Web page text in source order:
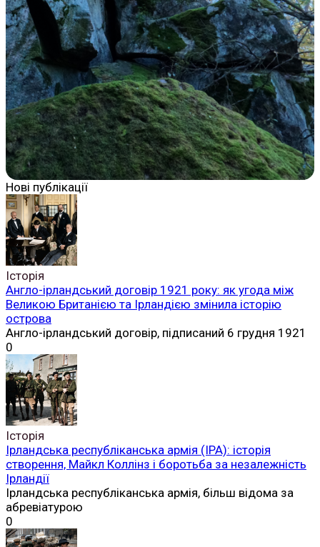
Нові публікації
Історія
Англо-ірландський договір 1921 року: як угода між
Великою Британією та Ірландією змінила історію
острова
Англо-ірландський договір, підписаний 6 грудня 1921
0
Історія
Ірландська республіканська армія (ІРА): історія
створення, Майкл Коллінз і боротьба за незалежність
Ірландії
Ірландська республіканська армія, більш відома за
абревіатурою
0